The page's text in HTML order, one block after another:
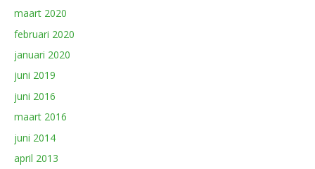
maart 2020
februari 2020
januari 2020
juni 2019
juni 2016
maart 2016
juni 2014
april 2013